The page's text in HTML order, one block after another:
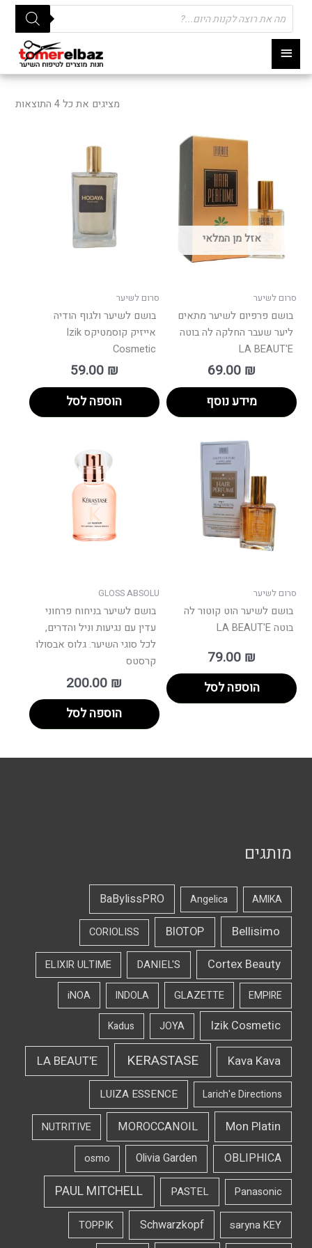
תפריט
ראשי
Products
search
מציגים את כל ⁦4⁩ התוצאות לפי
אזל מן המלאי
סרום לשיער
בושם פרפיום לשיער מתאים
ליער שעבר החלקה לה בוטה
LA BEAUT'E
69.00 ₪
מידע נוסף
סרום לשיער
בושם לשיער ולגוף הודיה
אייזיק קוסמטיקס Izik
Cosmetic
59.00 ₪
הוספה לסל
סרום לשיער
בושם לשיער הוט קוטור לה
בוטה LA BEAUT'E
79.00 ₪
הוספה לסל
GLOSS ABSOLU
בושם לשיער בניחוח פרחוני
עדין עם נגיעות וניל והדרים,
לכל סוגי השיער. גלוס אבסולו
קרסטס
200.00 ₪
הוספה לסל
מותגים
AMIKA
Angelica
BaBylissPRO
Bellisimo
BIOTOP
CORIOLISS
Cortex Beauty
DANIEL'S
ELIXIR ULTIME
EMPIRE
GLAZETTE
INDOLA
iNOA
Izik Cosmetic
JOYA
Kadus
Kava Kava
KERASTASE
LA BEAUT'E
Larich'e Directions
LUIZA ESSENCE
Mon Platin
MOROCCANOIL
NUTRITIVE
OBLIPHICA
Olivia Garden
osmo
Panasonic
PASTEL
PAUL MITCHELL
saryna KEY
Schwarzkopf
TOPPIK